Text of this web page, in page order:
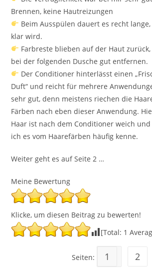
Brennen, keine Hautreizungen
Beim Ausspülen dauert es recht
klar wird.
Farbreste blieben auf der Haut
bei der folgenden Dusche gut entfernen.
Der Conditioner hinterlässt einen
Duft“ und reicht für mehrere
sehr gut, denn meistens riechen die
Färben nach eben dieser Anwendung.
Haar ist nach dem Conditioner weich
ich es vom Haarefärben häufig kenne.
Weiter geht es auf Seite 2 …
Meine Bewertung
Klicke, um diesen Beitrag zu bewerten!
[Total: 1
Seiten: 1 2